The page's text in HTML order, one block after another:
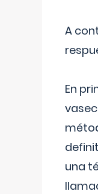
A
En
una